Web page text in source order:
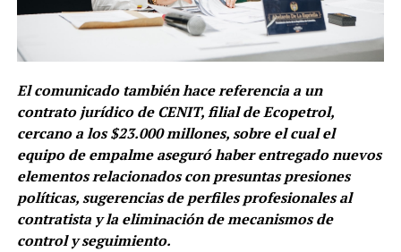
El comunicado también hace referencia a un
contrato jurídico de CENIT, filial de Ecopetrol,
cercano a los $23.000 millones, sobre el cual el
equipo de empalme aseguró haber entregado nuevos
elementos relacionados con presuntas presiones
políticas, sugerencias de perfiles profesionales al
contratista y la eliminación de mecanismos de
control y seguimiento.